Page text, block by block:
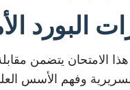
البورد
هذا الامتحان يتضمن
وفهم الأسس